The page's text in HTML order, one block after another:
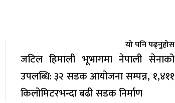
यो पनि पढ्नुहोस
जटिल हिमाली भूभागमा नेपाली सेनाको
उपलब्धि: ३२ सडक आयोजना सम्पन्न, १,४११
किलोमिटरभन्दा बढी सडक निर्माण